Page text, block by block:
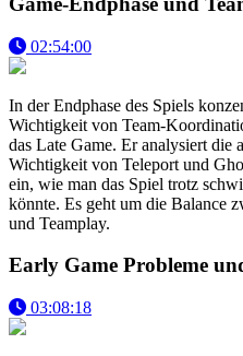
02:54:00
In der Endphase des Spiels
Wichtigkeit von Team-
das Late Game. Er analysiert die
Wichtigkeit von Teleport und
ein, wie man das Spiel trotz
könnte. Es geht um die Balance
und Teamplay.
Early Game Probleme
03:08:18